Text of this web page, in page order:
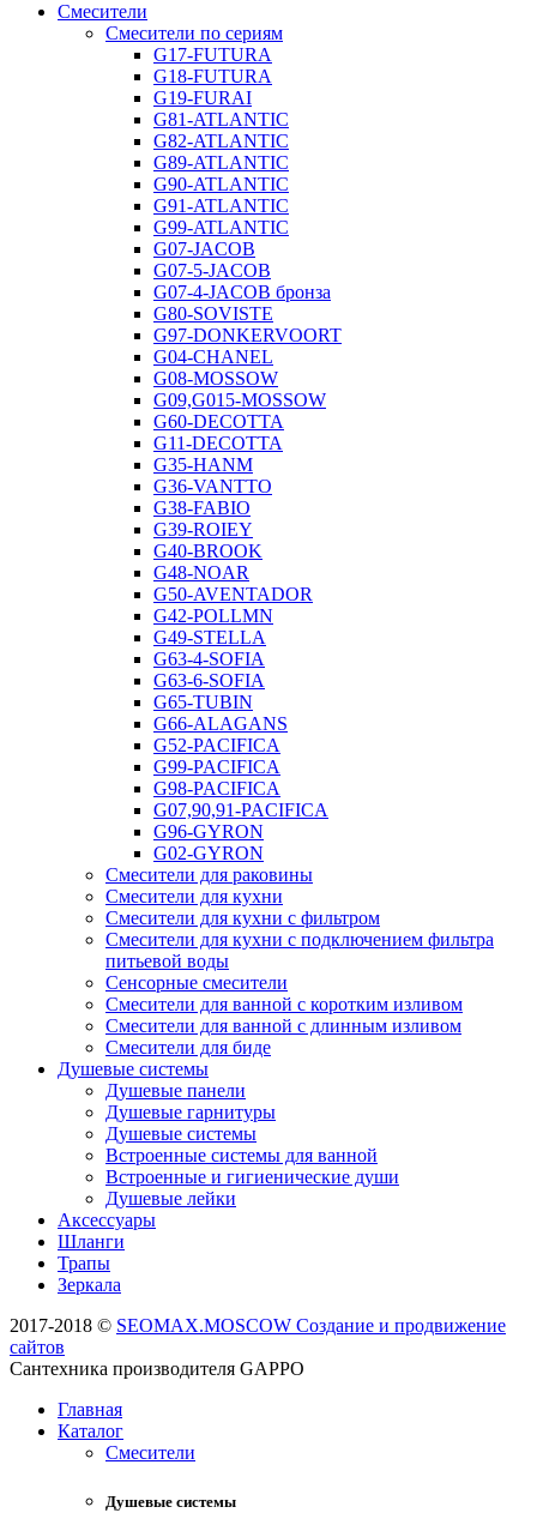
Смесители
Смесители по сериям
G17-FUTURA
G18-FUTURA
G19-FURAI
G81-ATLANTIC
G82-ATLANTIC
G89-ATLANTIC
G90-ATLANTIC
G91-ATLANTIC
G99-ATLANTIC
G07-JACOB
G07-5-JACOB
G07-4-JACOB бронза
G80-SOVISTE
G97-DONKERVOORT
G04-CHANEL
G08-MOSSOW
G09,G015-MOSSOW
G60-DECOTTA
G11-DECOTTA
G35-HANM
G36-VANTTO
G38-FABIO
G39-ROIEY
G40-BROOK
G48-NOAR
G50-AVENTADOR
G42-POLLMN
G49-STELLA
G63-4-SOFIA
G63-6-SOFIA
G65-TUBIN
G66-ALAGANS
G52-PACIFICA
G99-PACIFICA
G98-PACIFICA
G07,90,91-PACIFICA
G96-GYRON
G02-GYRON
Смесители для раковины
Смесители для кухни
Смесители для кухни с фильтром
Смесители для кухни с подключением фильтра
питьевой воды
Сенсорные смесители
Смесители для ванной с коротким изливом
Смесители для ванной с длинным изливом
Смесители для биде
Душевые системы
Душевые панели
Душевые гарнитуры
Душевые системы
Встроенные системы для ванной
Встроенные и гигиенические души
Душевые лейки
Аксессуары
Шланги
Трапы
Зеркала
2017-2018 © SEOMAX.MOSCOW Создание и продвижение
сайтов
Сантехника производителя GAPPO
Главная
Каталог
Смесители
Душевые системы